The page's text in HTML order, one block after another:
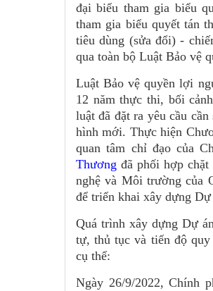
đại biểu tham gia biểu
tham gia biểu quyết tán
tiêu dùng (sửa đổi) -
qua toàn bộ Luật Bảo vệ
Luật Bảo vệ quyền lợi
12 năm thực thi, bối
luật đã đặt ra yêu cầu
hình mới. Thực hiện
quan tâm chỉ đạo của
Thương đã phối hợp
nghệ và Môi trường của
để triển khai xây dựng
Quá trình xây dựng Dự
tự, thủ tục và tiến độ
cụ thể:
Ngày 26/9/2022, Chính